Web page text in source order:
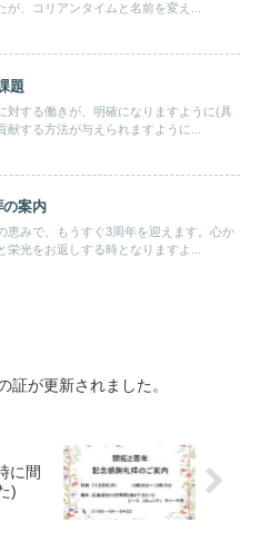
が、コリアンタイムと名前を変え...
題
対する働きが、明確になりますように(具
献する方法が与えられますように...
の案内
恵みで、もうすぐ3周年を迎えます。心か
栄光をお返しする時となりますよ...
証が更新されました。
に間
)